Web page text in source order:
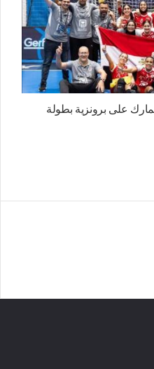
على برونزية بطولة